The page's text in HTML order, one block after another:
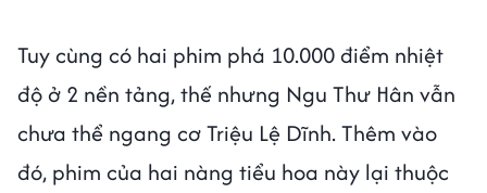
Tuy cùng có hai phim phá 10.000 điểm nhiệt
độ ở 2 nền tảng, thế nhưng Ngu Thư Hân vẫn
chưa thể ngang cơ Triệu Lệ Dĩnh. Thêm vào
đó, phim của hai nàng tiểu hoa này lại thuộc